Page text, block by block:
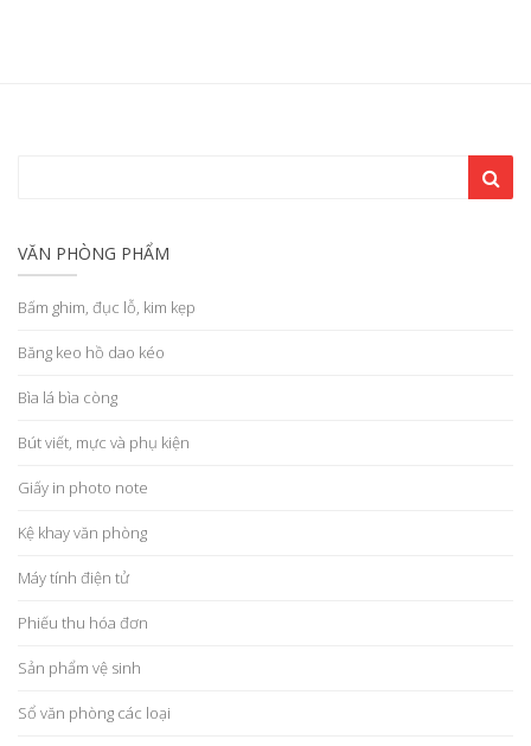
VĂN PHÒNG PHẨM
Bấm ghim, đục lỗ, kim kẹp
Băng keo hồ dao kéo
Bìa lá bìa còng
Bút viết, mực và phụ kiện
Giấy in photo note
Kệ khay văn phòng
Máy tính điện tử
Phiếu thu hóa đơn
Sản phẩm vệ sinh
Sổ văn phòng các loại